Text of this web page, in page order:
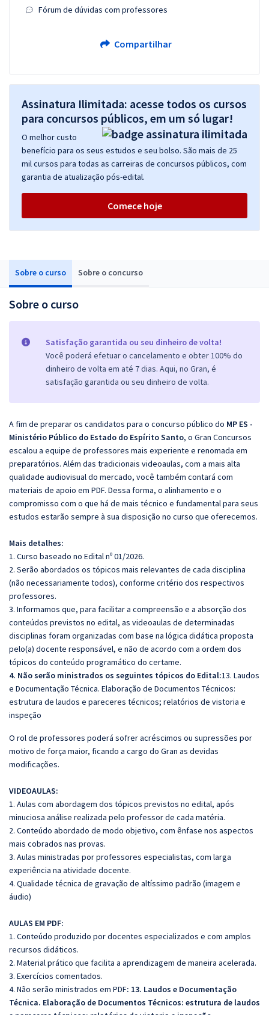
Sobre o curso Sobre o concurso
Sobre o curso
Satisfação garantida ou seu dinheiro de volta!
Você poderá efetuar o cancelamento e obter 100% do
dinheiro de volta em até 7 dias. Aqui, no Gran, é
satisfação garantida ou seu dinheiro de volta.
A fim de preparar os candidatos para o concurso público do MP ES -
Ministério Público do Estado do Espírito Santo, o Gran Concursos
escalou a equipe de professores mais experiente e renomada em
preparatórios. Além das tradicionais videoaulas, com a mais alta
qualidade audiovisual do mercado, você também contará com
materiais de apoio em PDF. Dessa forma, o alinhamento e o
compromisso com o que há de mais técnico e fundamental para seus
estudos estarão sempre à sua disposição no curso que oferecemos.
Mais detalhes:
1. Curso baseado no Edital nº 01/2026.
2. Serão abordados os tópicos mais relevantes de cada disciplina
(não necessariamente todos), conforme critério dos respectivos
professores.
3. Informamos que, para facilitar a compreensão e a absorção dos
conteúdos previstos no edital, as videoaulas de determinadas
disciplinas foram organizadas com base na lógica didática proposta
pelo(a) docente responsável, e não de acordo com a ordem dos
tópicos do conteúdo programático do certame.
4. Não serão ministrados os seguintes tópicos do Edital:13. Laudos
e Documentação Técnica. Elaboração de Documentos Técnicos:
estrutura de laudos e pareceres técnicos; relatórios de vistoria e
inspeção
O rol de professores poderá sofrer acréscimos ou supressões por
motivo de força maior, ficando a cargo do Gran as devidas
modificações.
VIDEOAULAS:
1. Aulas com abordagem dos tópicos previstos no edital, após
minuciosa análise realizada pelo professor de cada matéria.
2. Conteúdo abordado de modo objetivo, com ênfase nos aspectos
mais cobrados nas provas.
3. Aulas ministradas por professores especialistas, com larga
experiência na atividade docente.
4. Qualidade técnica de gravação de altíssimo padrão (imagem e
áudio)
AULAS EM PDF:
1. Conteúdo produzido por docentes especializados e com amplos
recursos didáticos.
2. Material prático que facilita a aprendizagem de maneira acelerada.
3. Exercícios comentados.
4. Não serão ministrados em PDF: 13. Laudos e Documentação
Técnica. Elaboração de Documentos Técnicos: estrutura de laudos
Fórum de dúvidas com professores
Compartilhar
Assinatura Ilimitada: acesse todos os cursos
para concursos públicos, em um só lugar!
O melhor custo
benefício para os seus estudos e seu bolso. São mais de 25
mil cursos para todas as carreiras de concursos públicos, com
garantia de atualização pós-edital.
Comece hoje